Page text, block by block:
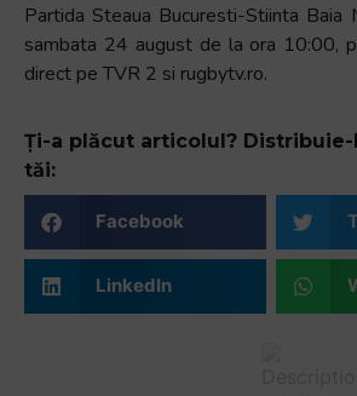
Partida Steaua Bucuresti-Stiinta Baia
sambata 24 august de la ora 10:00,
direct pe TVR 2 si rugbytv.ro.
Ți-a plăcut articolul?
tăi:
Facebook
LinkedIn